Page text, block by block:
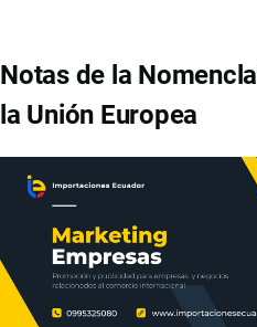
Notas de la
la Unión Europea